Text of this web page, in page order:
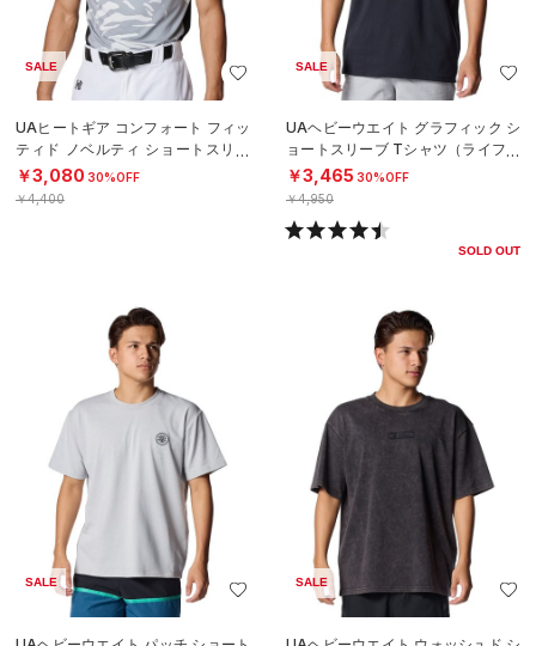
SALE
UAヒートギア コンフォート フィッ
ティド ノベルティ ショートスリー
ブ クルーネック シャツ（ベースボ
ール
￥3,080 30%OFF
￥4,400
SALE
UAヘビーウエイト グラフィック シ
ョートスリーブ Tシャツ（ライフス
タイル/MEN）
￥3,465 30%OFF
￥4,950
SOLD OUT
SALE SALE